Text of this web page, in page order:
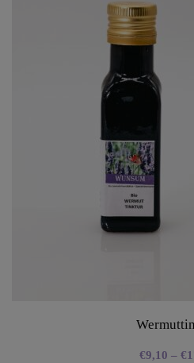
€9,10 – €